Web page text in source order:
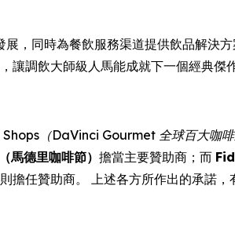
，同時為餐飲服務渠道提供飲品解決
調飲大師級人馬能成就下一個經典傑作
（DaVinci Gourmet 全球百大咖啡
德里咖啡節） 擔當主要贊助商；而
則擔任贊助商。 上述各方所作出的承諾